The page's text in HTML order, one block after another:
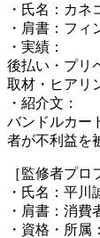
・氏名：カネ
・肩書：フ
・実績：
後払い・プリ
取材・ヒアリ
・紹介文：
バンドルカー
者が不利益を
［監修者プロ
・氏名：平川
・肩書：消
・資格・所属